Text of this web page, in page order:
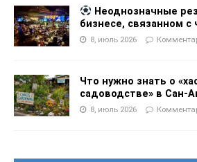
Неоднозначные
бизнесе, связанном
8, июль 2026
Что нужно знать о
садоводстве» в Сан-
8, июль 2026